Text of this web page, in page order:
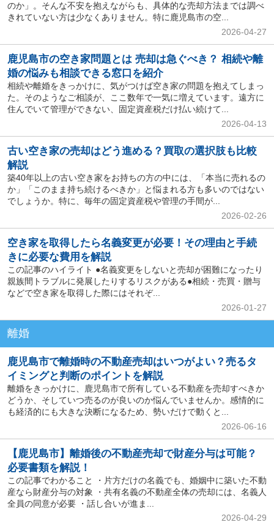
のか」。そんな不安を抱えながらも、具体的な売却方法までは調べ
きれていない方は少なくありません。特に鹿児島市の空...
2026-04-27
鹿児島市の空き家問題とは 売却は急ぐべき？ 相続や離
婚の悩みも相談できる窓口を紹介
相続や離婚をきっかけに、気がつけば空き家の問題を抱えてしまっ
た。そのようなご相談が、ここ数年で一気に増えています。遠方に
住んでいて管理ができない、固定資産税だけ払い続けて...
2026-04-13
古い空き家の売却はどう進める？買取の選択肢も比較
解説
築40年以上の古い空き家をお持ちの方の中には、「本当に売れるの
か」「このまま持ち続けるべきか」と悩まれる方も多いのではない
でしょうか。特に、毎年の固定資産税や管理の手間が...
2026-02-26
空き家を取得したら名義変更が必要！その理由と手続
きに必要な費用を解説
この記事のハイライト ●名義変更をしないと売却が困難になったり
親族間トラブルに発展したりするリスクがある●相続・売買・贈与
などで空き家を取得した際にはそれぞ...
2026-01-27
離婚
鹿児島市で離婚時の不動産売却はいつがよい？売るタ
イミングと判断のポイントを解説
離婚をきっかけに、鹿児島市で所有している不動産を売却すべきか
どうか、そしていつ売るのが良いのか悩んでいませんか。感情的に
も経済的にも大きな決断になるため、勢いだけで動くと...
2026-06-16
【鹿児島市】離婚後の不動産売却で財産分与は可能？
必要書類を解説！
この記事でわかること ・片方だけの名義でも、婚姻中に築いた不動
産なら財産分与の対象 ・共有名義の不動産全体の売却には、名義人
全員の同意が必要 ・話し合いが進ま...
2026-04-29